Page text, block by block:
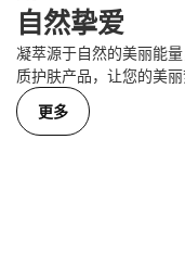
自然挚爱
凝萃源于自然的美丽能
质护肤产品，让您的美丽
更多